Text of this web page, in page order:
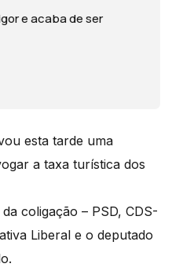
e acaba de ser
esta tarde uma
a taxa turística dos
coligação – PSD, CDS-
Liberal e o deputado